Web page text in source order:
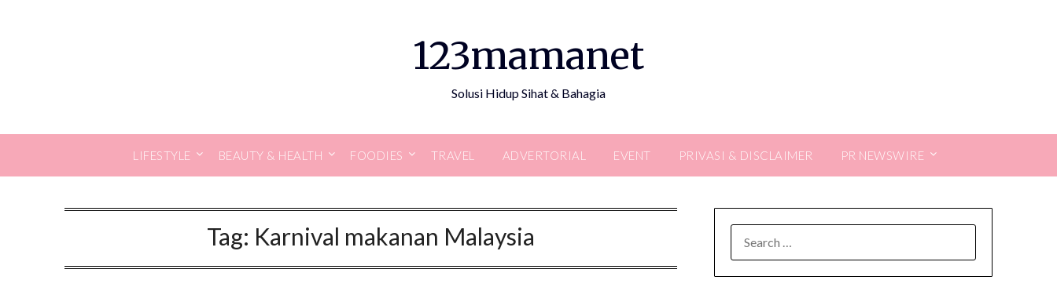
123mamanet
Solusi Hidup Sihat & Bahagia
LIFESTYLE BEAUTY & HEALTH FOODIES TRAVEL ADVERTORIAL EVENT PRIVASI & DISCLAIMER PR NEWSWIRE
Tag: Karnival makanan Malaysia
FOR: